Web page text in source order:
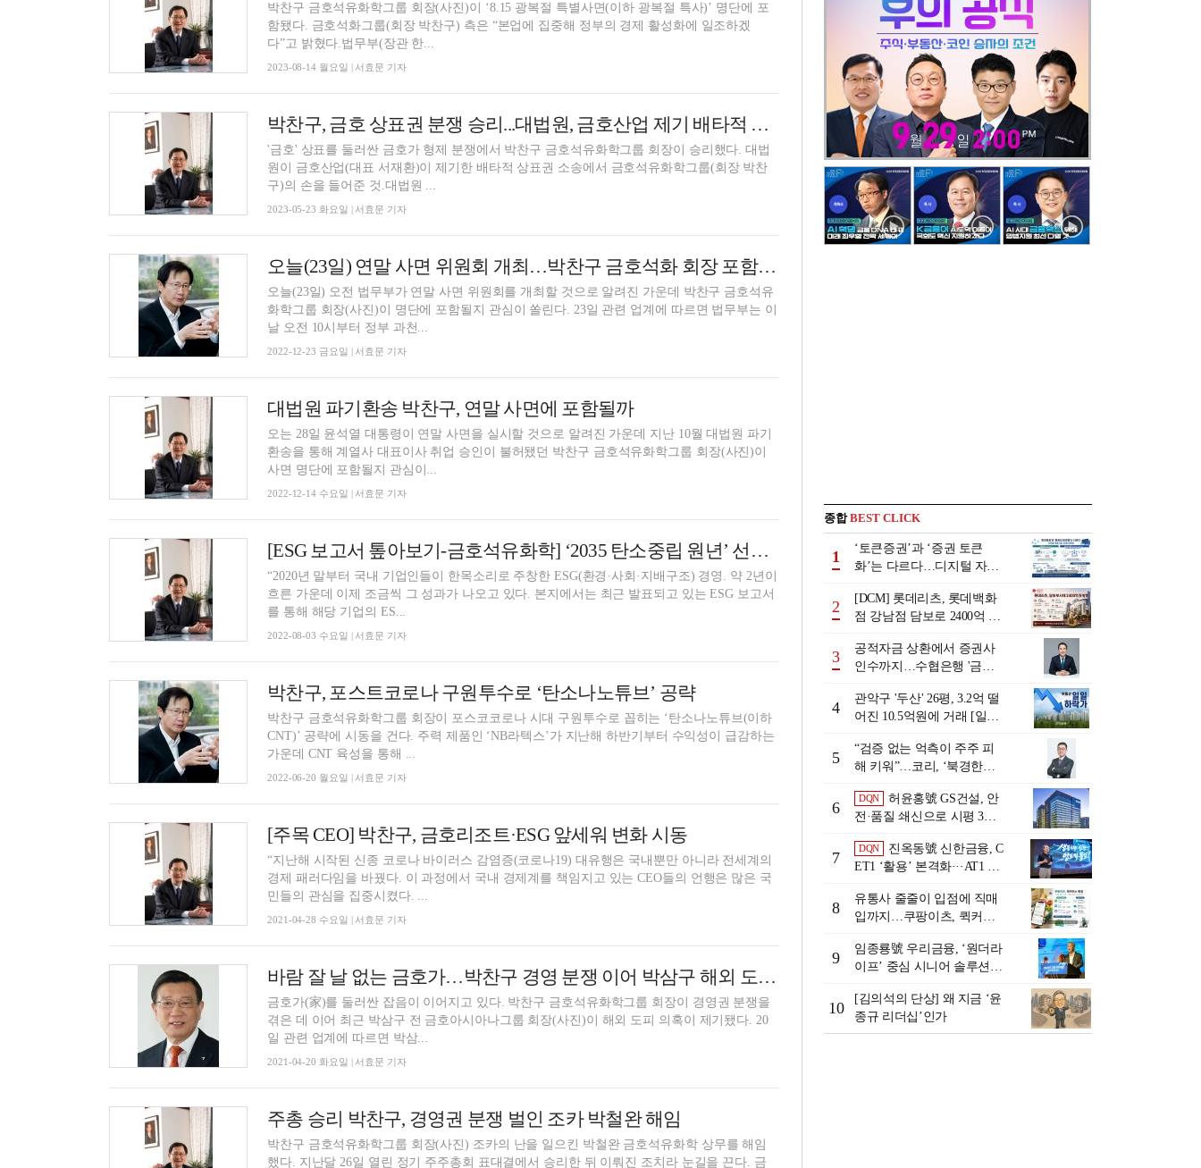
박찬구 금호석유화학그룹 회장(사진)이 ‘8.15 광복절 특별사면(이하 광복절 특사)’ 명단에 포
함됐다. 금호석화그룹(회장 박찬구) 측은 “본업에 집중해 정부의 경제 활성화에 일조하겠
다”고 밝혔다.법무부(장관 한...
2023-08-14 월요일 | 서효문 기자
박찬구, 금호 상표권 분쟁 승리...대법원, 금호산업 제기 배타적 상표권 소송서 원고 패소 확정
'금호' 상표를 둘러싼 금호가 형제 분쟁에서 박찬구 금호석유화학그룹 회장이 승리했다. 대법
원이 금호산업(대표 서재환)이 제기한 배타적 상표권 소송에서 금호석유화학그룹(회장 박찬
구)의 손을 들어준 것.대법원 ...
2023-05-23 화요일 | 서효문 기자
오늘(23일) 연말 사면 위원회 개최…박찬구 금호석화 회장 포함될까
오늘(23일) 오전 법무부가 연말 사면 위원회를 개최할 것으로 알려진 가운데 박찬구 금호석유
화학그룹 회장(사진)이 명단에 포함될지 관심이 쏠린다. 23일 관련 업계에 따르면 법무부는 이
날 오전 10시부터 정부 과천...
2022-12-23 금요일 | 서효문 기자
대법원 파기환송 박찬구, 연말 사면에 포함될까
오는 28일 윤석열 대통령이 연말 사면을 실시할 것으로 알려진 가운데 지난 10월 대법원 파기
환송을 통해 계열사 대표이사 취업 승인이 불허됐던 박찬구 금호석유화학그룹 회장(사진)이
사면 명단에 포함될지 관심이...
2022-12-14 수요일 | 서효문 기자
[ESG 보고서 톺아보기-금호석유화학] ‘2035 탄소중립 원년’ 선언 박찬구, 환경 기술 투자 4년 새 50%↑
“2020년 말부터 국내 기업인들이 한목소리로 주창한 ESG(환경·사회·지배구조) 경영. 약 2년이
흐른 가운데 이제 조금씩 그 성과가 나오고 있다. 본지에서는 최근 발표되고 있는 ESG 보고서
를 통해 해당 기업의 ES...
2022-08-03 수요일 | 서효문 기자
박찬구, 포스트코로나 구원투수로 ‘탄소나노튜브’ 공략
박찬구 금호석유화학그룹 회장이 포스코코로나 시대 구원투수로 꼽히는 ‘탄소나노튜브(이하
CNT)’ 공략에 시동을 건다. 주력 제품인 ‘NB라텍스’가 지난해 하반기부터 수익성이 급감하는
가운데 CNT 육성을 통해 ...
2022-06-20 월요일 | 서효문 기자
[주목 CEO] 박찬구, 금호리조트·ESG 앞세워 변화 시동
“지난해 시작된 신종 코로나 바이러스 감염증(코로나19) 대유행은 국내뿐만 아니라 전세계의
경제 패러다임을 바꿨다. 이 과정에서 국내 경제계를 책임지고 있는 CEO들의 언행은 많은 국
민들의 관심을 집중시켰다. ...
2021-04-28 수요일 | 서효문 기자
바람 잘 날 없는 금호가…박찬구 경영 분쟁 이어 박삼구 해외 도피 의혹 제기
금호가(家)를 둘러싼 잡음이 이어지고 있다. 박찬구 금호석유화학그룹 회장이 경영권 분쟁을
겪은 데 이어 최근 박삼구 전 금호아시아나그룹 회장(사진)이 해외 도피 의혹이 제기됐다. 20
일 관련 업계에 따르면 박삼...
2021-04-20 화요일 | 서효문 기자
주총 승리 박찬구, 경영권 분쟁 벌인 조카 박철완 해임
박찬구 금호석유화학그룹 회장(사진) 조카의 난을 일으킨 박철완 금호석유화학 상무를 해임
했다. 지난달 26일 열린 정기 주주총회 표대결에서 승리한 뒤 이뤄진 조치라 눈길을 끈다. 금
종합BEST CLICK
1
‘토큰증권’과 ‘증권 토큰
화’는 다르다…디지털 자본
2
[DCM] 롯데리츠, 롯데백화
점 강남점 담보로 2400억 조
3
공적자금 상환에서 증권사
인수까지…수협은행 '금융
행 금융그룹의 꿈①]
4
관악구 '두산' 26평, 3.2억 떨
어진 10.5억원에 거래 [일일
5
“검증 없는 억측이 주주 피
해 키워”…코리, ‘북경한미
6
DQN
허윤홍號 GS건설, 안
전·품질 쇄신으로 시평 3위
7
DQN
진옥동號 신한금융, C
ET1 ‘활용’ 본격화···AT1 늘
view]
8
유통사 줄줄이 입점에 직매
입까지…쿠팡이츠, 퀵커머
9
임종룡號 우리금융, ‘원더라
이프’ 중심 시니어 솔루션
[금융 시니어 비즈니스 돋보
기]
10
[김의석의 단상] 왜 지금 ‘윤
종규 리더십’인가